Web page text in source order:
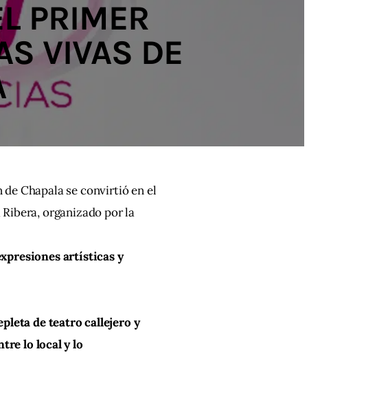
PRIMER
VIVAS DE
Chapala se convirtió en el
organizado por la
artísticas y
de teatro callejero y
lo local y lo